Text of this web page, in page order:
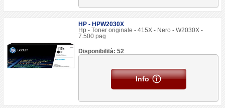
HP - HPW2030X
Hp - Toner originale - 415X - Nero - W2030X -
7.500 pag
Disponibilità: 52
Info